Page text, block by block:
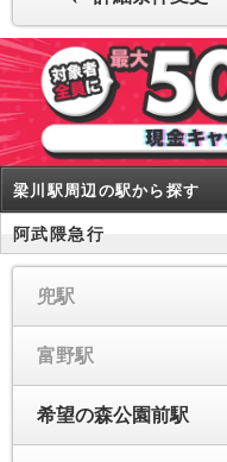
梁川駅周辺の駅から探す
阿武隈急行
兜駅
富野駅
希望の森公園前駅